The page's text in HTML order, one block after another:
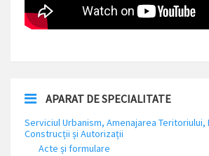
APARAT DE SPECIALITATE
Serviciul Urbanism, Amenajarea Teritoriului,
Construcții și Autorizații
Acte și formulare